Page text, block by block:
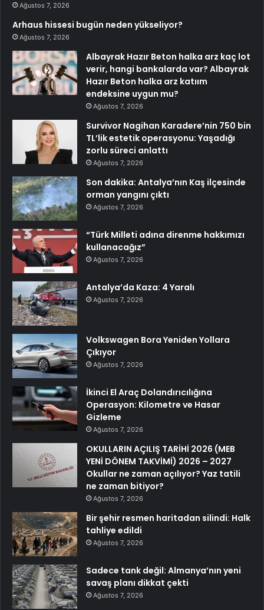
Ağustos 7, 2026
Arhaus hissesi bugün neden yükseliyor?
Ağustos 7, 2026
Albayrak Hazır Beton halka arz kaç lot
verir, hangi bankalarda var? Albayrak
Hazır Beton halka arz katıım
endeksine uygun mu?
Ağustos 7, 2026
Survivor Nagihan Karadere’nin 750 bin
TL’lik estetik operasyonu: Yaşadığı
zorlu süreci anlattı
Ağustos 7, 2026
Son dakika: Antalya’nın Kaş ilçesinde
orman yangını çıktı
Ağustos 7, 2026
“Türk Milleti adına direnme hakkımızı
kullanacağız”
Ağustos 7, 2026
Antalya’da Kaza: 4 Yaralı
Ağustos 7, 2026
Volkswagen Bora Yeniden Yollara
Çıkıyor
Ağustos 7, 2026
İkinci El Araç Dolandırıcılığına
Operasyon: Kilometre ve Hasar
Gizleme
Ağustos 7, 2026
OKULLARIN AÇILIŞ TARİHİ 2026 (MEB
YENİ DÖNEM TAKVİMİ) 2026 – 2027
Okullar ne zaman açılıyor? Yaz tatili
ne zaman bitiyor?
Ağustos 7, 2026
Bir şehir resmen haritadan silindi: Halk
tahliye edildi
Ağustos 7, 2026
Sadece tank değil: Almanya’nın yeni
savaş planı dikkat çekti
Ağustos 7, 2026